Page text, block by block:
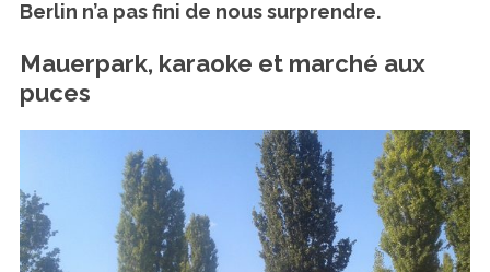
Berlin n’a pas fini de nous surprendre.
Mauerpark, karaoke et marché aux
puces